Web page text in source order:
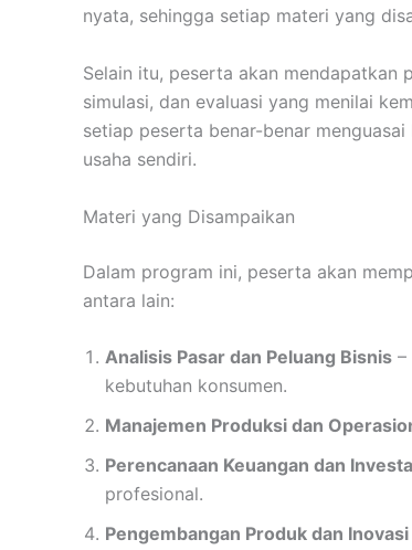
nyata, sehingga setiap materi yang
Selain itu, peserta akan mendapatkan
simulasi, dan evaluasi yang menilai
setiap peserta benar-benar
usaha sendiri.
Materi yang Disampaikan
Dalam program ini, peserta akan
antara lain:
Analisis Pasar dan Peluang Bisnis –
kebutuhan konsumen.
Manajemen Produksi dan
Perencanaan Keuangan dan
profesional.
Pengembangan Produk dan Inovasi